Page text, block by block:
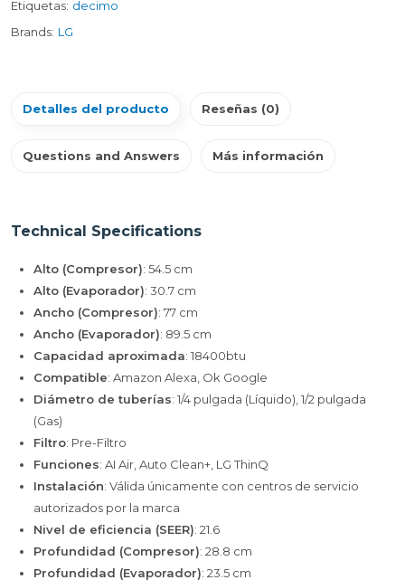
Etiquetas: decimo
Brands: LG
Detalles del producto Reseñas (0)
Questions and Answers Más información
Technical Specifications
Alto (Compresor): 54.5 cm
Alto (Evaporador): 30.7 cm
Ancho (Compresor): 77 cm
Ancho (Evaporador): 89.5 cm
Capacidad aproximada: 18400btu
Compatible: Amazon Alexa, Ok Google
Diámetro de tuberías: 1/4 pulgada (Líquido), 1/2 pulgada
(Gas)
Filtro: Pre-Filtro
Funciones: AI Air, Auto Clean+, LG ThinQ
Instalación: Válida únicamente con centros de servicio
autorizados por la marca
Nivel de eficiencia (SEER): 21.6
Profundidad (Compresor): 28.8 cm
Profundidad (Evaporador): 23.5 cm